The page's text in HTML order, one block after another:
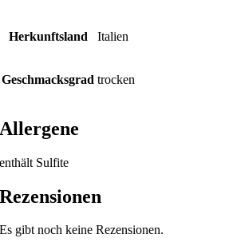
Herkunftsland Italien
Geschmacksgrad trocken
Allergene
enthält Sulfite
Rezensionen
Es gibt noch keine Rezensionen.